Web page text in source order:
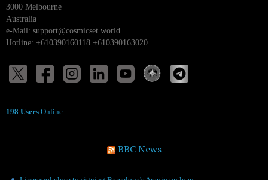
3000 Melbourne
Australia
e-Mail: support@cosmicset.world
Hotline: +610390160118 +610390163020
198 Users Online
BBC News